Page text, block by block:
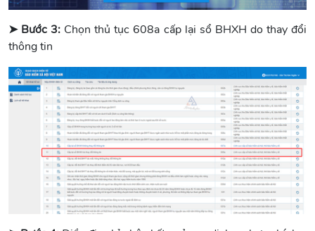
➤ Bước 3: Chọn thủ tục 608a cấp lại sổ BHXH do thay đổi
thông tin